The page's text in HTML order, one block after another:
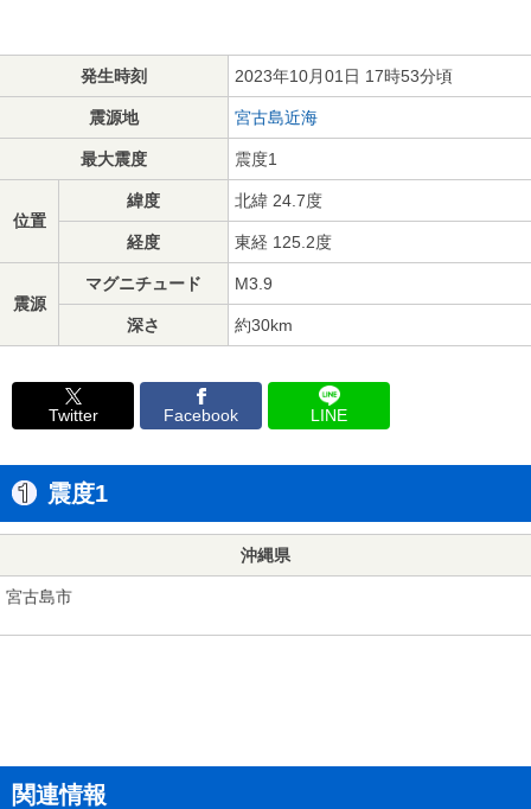
発生時刻 2023年10月01日 17時53分頃
震源地 宮古島近海
最大震度 震度1
位置
緯度 北緯 24.7度
経度 東経 125.2度
震源
マグニチュード M3.9
深さ 約30km
Twitter Facebook LINE
震度1
沖縄県
宮古島市
関連情報